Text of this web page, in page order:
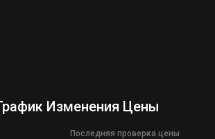
Изменения Цены
Последняя проверка цены